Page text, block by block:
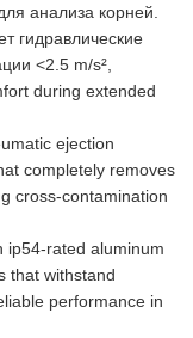
анализа корней.
гидравлические
<2.5 m/s²,
during extended
ejection
completely removes
cross-contamination
ip54-rated aluminum
that withstand
performance in